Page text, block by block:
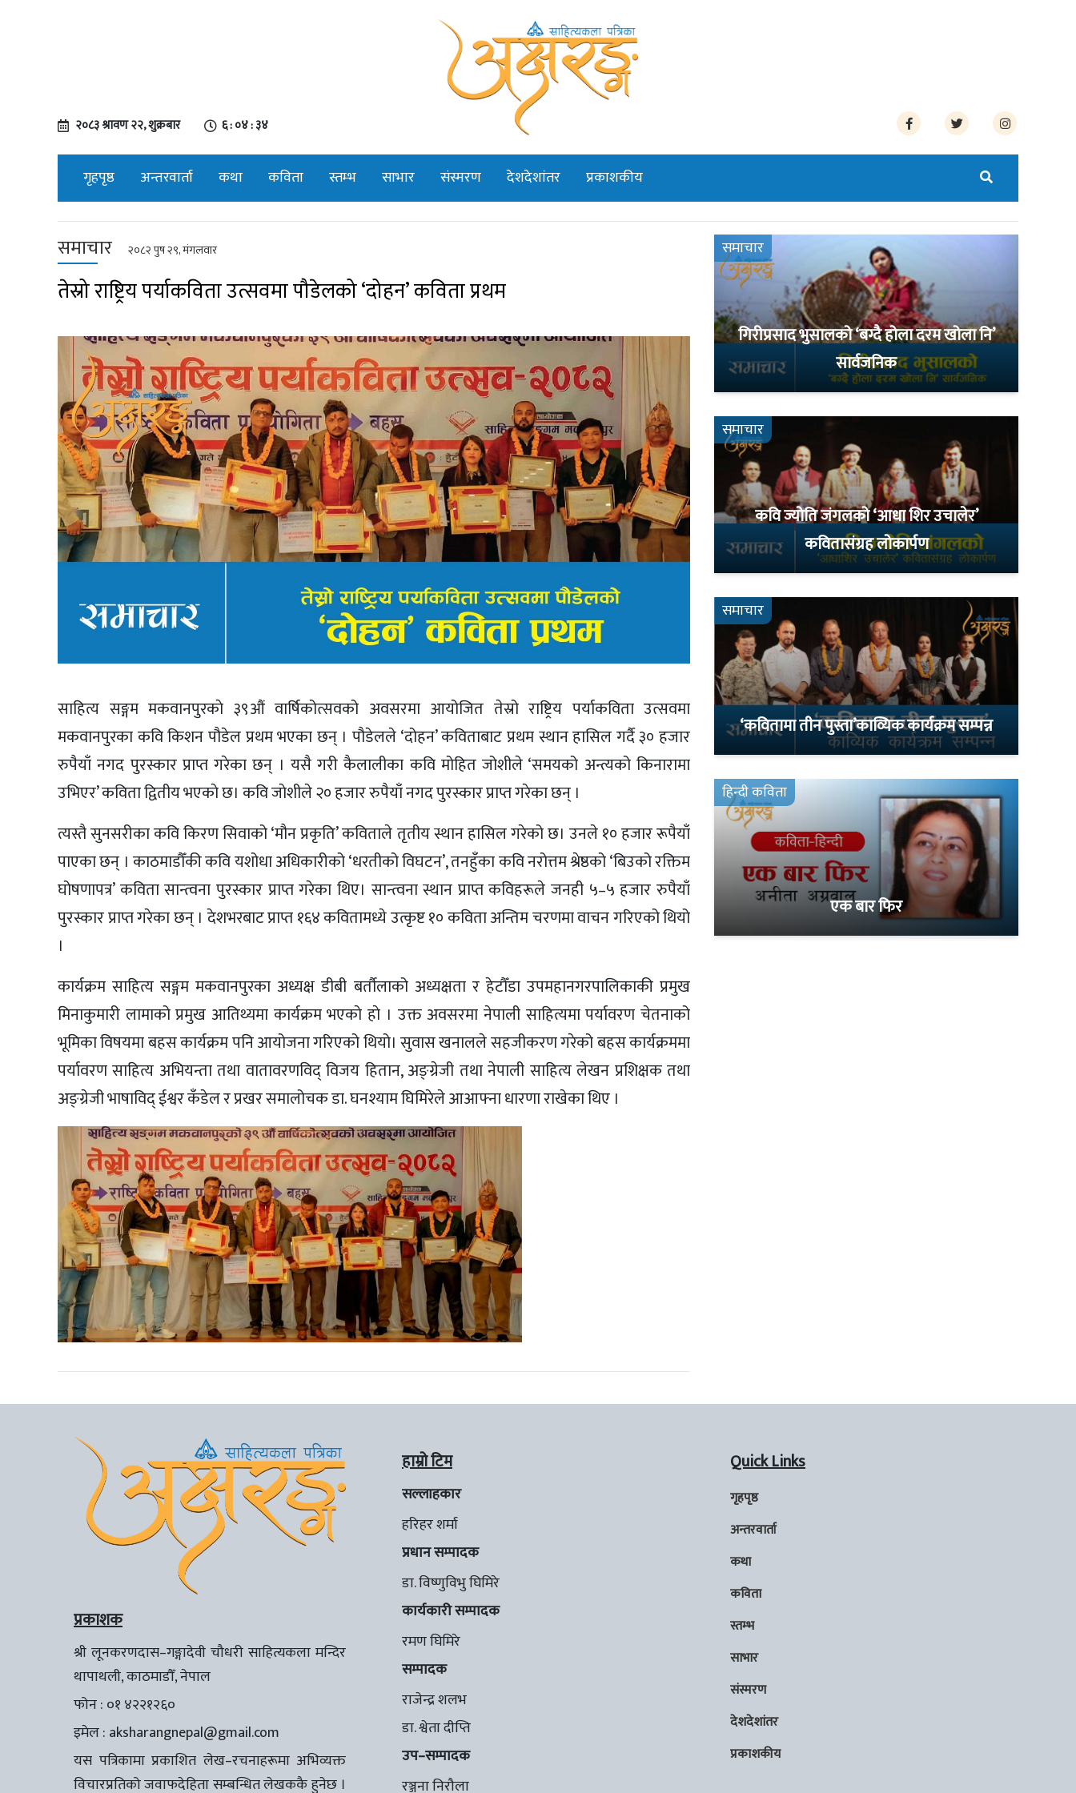
२०८३ श्रावण २२, शुक्रबार ६ : ०४ : ३५
गृहपृष्ठ अन्तरवार्ता कथा कविता स्तम्भ साभार संस्मरण देशदेशांतर प्रकाशकीय
समाचार २०८२ पुष २९, मंगलवार
तेस्रो राष्ट्रिय पर्याकविता उत्सवमा पौडेलको ‘दोहन’ कविता प्रथम
साहित्य सङ्गम मकवानपुरकाे ३९औं वार्षिकोत्सवको अवसरमा आयोजित तेस्रो राष्ट्रिय पर्याकविता उत्सवमा
मकवानपुरका कवि किशन पौडेल प्रथम भएका छन् । पौडेलले ‘दोहन’ कविताबाट प्रथम स्थान हासिल गर्दै ३० हजार
रुपैयाँ नगद पुरस्कार प्राप्त गरेका छन् । यसै गरी कैलालीका कवि मोहित जोशीले ‘समयको अन्त्यको किनारामा
उभिएर’ कविता द्वितीय भएकाे छ। कवि जाेशीले २० हजार रुपैयाँ नगद पुरस्कार प्राप्त गरेका छन् ।
त्यस्तै सुनसरीका कवि किरण सिवाको ‘मौन प्रकृति’ कविताले तृतीय स्थान हासिल गरेको छ। उनले १० हजार रूपैयाँ
पाएका छन् । काठमाडौँकी कवि यशोधा अधिकारीको ‘धरतीको विघटन’, तनहुँका कवि नरोत्तम श्रेष्ठको ‘बिउको रक्तिम
घोषणापत्र’ कविता सान्त्वना पुरस्कार प्राप्त गरेका थिए। सान्त्वना स्थान प्राप्त कविहरूले जनही ५–५ हजार रुपैयाँ
पुरस्कार प्राप्त गरेका छन् । देशभरबाट प्राप्त १६४ कवितामध्ये उत्कृष्ट १० कविता अन्तिम चरणमा वाचन गरिएको थियो
।
कार्यक्रम साहित्य सङ्गम मकवानपुरका अध्यक्ष डीबी बर्तौलाको अध्यक्षता र हेटौँडा उपमहानगरपालिकाकी प्रमुख
मिनाकुमारी लामाको प्रमुख आतिथ्यमा कार्यक्रम भएकाे हाे । उक्त अवसरमा नेपाली साहित्यमा पर्यावरण चेतनाको
भूमिका विषयमा बहस कार्यक्रम पनि आयोजना गरिएको थियो। सुवास खनालले सहजीकरण गरेको बहस कार्यक्रममा
पर्यावरण साहित्य अभियन्ता तथा वातावरणविद् विजय हितान, अङ्ग्रेजी तथा नेपाली साहित्य लेखन प्रशिक्षक तथा
अङ्ग्रेजी भाषाविद् ईश्वर कँडेल र प्रखर समालोचक डा. घनश्याम घिमिरेले आआफ्ना धारणा राखेका थिए ।
समाचार
गिरीप्रसाद भुसालको ‘बग्दै होला दरम खोला नि’
सार्वजनिक
समाचार
कवि ज्योति जंगलको ‘आधा शिर उचालेर’
कवितासंग्रह लोकार्पण
समाचार
‘कवितामा तीन पुस्ता’काव्यिक कार्यक्रम सम्पन्न
हिन्दी कविता
एक बार फिर
प्रकाशक
श्री लूनकरणदास–गङ्गादेवी चौधरी साहित्यकला मन्दिर
थापाथली, काठमाडौँ, नेपाल
फोन : ०१ ४२२१२६०
इमेल : aksharangnepal@gmail.com
यस पत्रिकामा प्रकाशित लेख–रचनाहरूमा अभिव्यक्त
विचारप्रतिको जवाफदेहिता सम्बन्धित लेखककै हुनेछ ।
हाम्रो टिम
सल्लाहकार
हरिहर शर्मा
प्रधान सम्पादक
डा. विष्णुविभु घिमिरे
कार्यकारी सम्पादक
रमण घिमिरे
सम्पादक
राजेन्द्र शलभ
डा. श्वेता दीप्ति
उप–सम्पादक
रञ्जना निरौला
Quick Links
गृहपृष्ठ
अन्तरवार्ता
कथा
कविता
स्तम्भ
साभार
संस्मरण
देशदेशांतर
प्रकाशकीय